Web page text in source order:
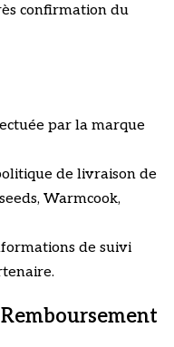
confirmation du
par la marque
de livraison de
Warmcook,
de suivi